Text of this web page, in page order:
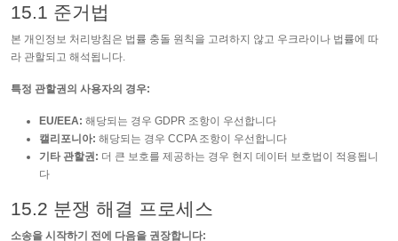
15.1 준거법
본 개인정보 처리방침은 법률 충돌 원칙을 고려하지 않고 우크라이나 법률에 따
라 관할되고 해석됩니다.
특정 관할권의 사용자의 경우:
EU/EEA: 해당되는 경우 GDPR 조항이 우선합니다
캘리포니아: 해당되는 경우 CCPA 조항이 우선합니다
기타 관할권: 더 큰 보호를 제공하는 경우 현지 데이터 보호법이 적용됩니
다
15.2 분쟁 해결 프로세스
소송을 시작하기 전에 다음을 권장합니다: